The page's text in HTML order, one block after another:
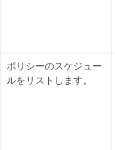
ポリシーのスケジュー
ルをリストします。